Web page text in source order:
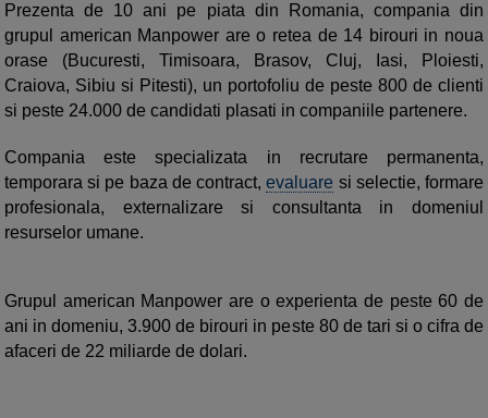
Prezenta de 10 ani pe piata din Romania, compania din
grupul american Manpower are o retea de 14 birouri in noua
orase (Bucuresti, Timisoara, Brasov, Cluj, Iasi, Ploiesti,
Craiova, Sibiu si Pitesti), un portofoliu de peste 800 de clienti
si peste 24.000 de candidati plasati in companiile partenere.
Compania este specializata in recrutare permanenta,
temporara si pe baza de contract,evaluare si selectie, formare
profesionala, externalizare si consultanta in domeniul
resurselor umane.
Grupul american Manpower are o experienta de peste 60 de
ani in domeniu, 3.900 de birouri in peste 80 de tari si o cifra de
afaceri de 22 miliarde de dolari.